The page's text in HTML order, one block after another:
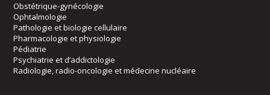
Obstétrique-gynécologie
Ophtalmologie
Pathologie et biologie cellulaire
Pharmacologie et physiologie
Pédiatrie
Psychiatrie et d’addictologie
Radiologie, radio-oncologie et médecine nucléaire